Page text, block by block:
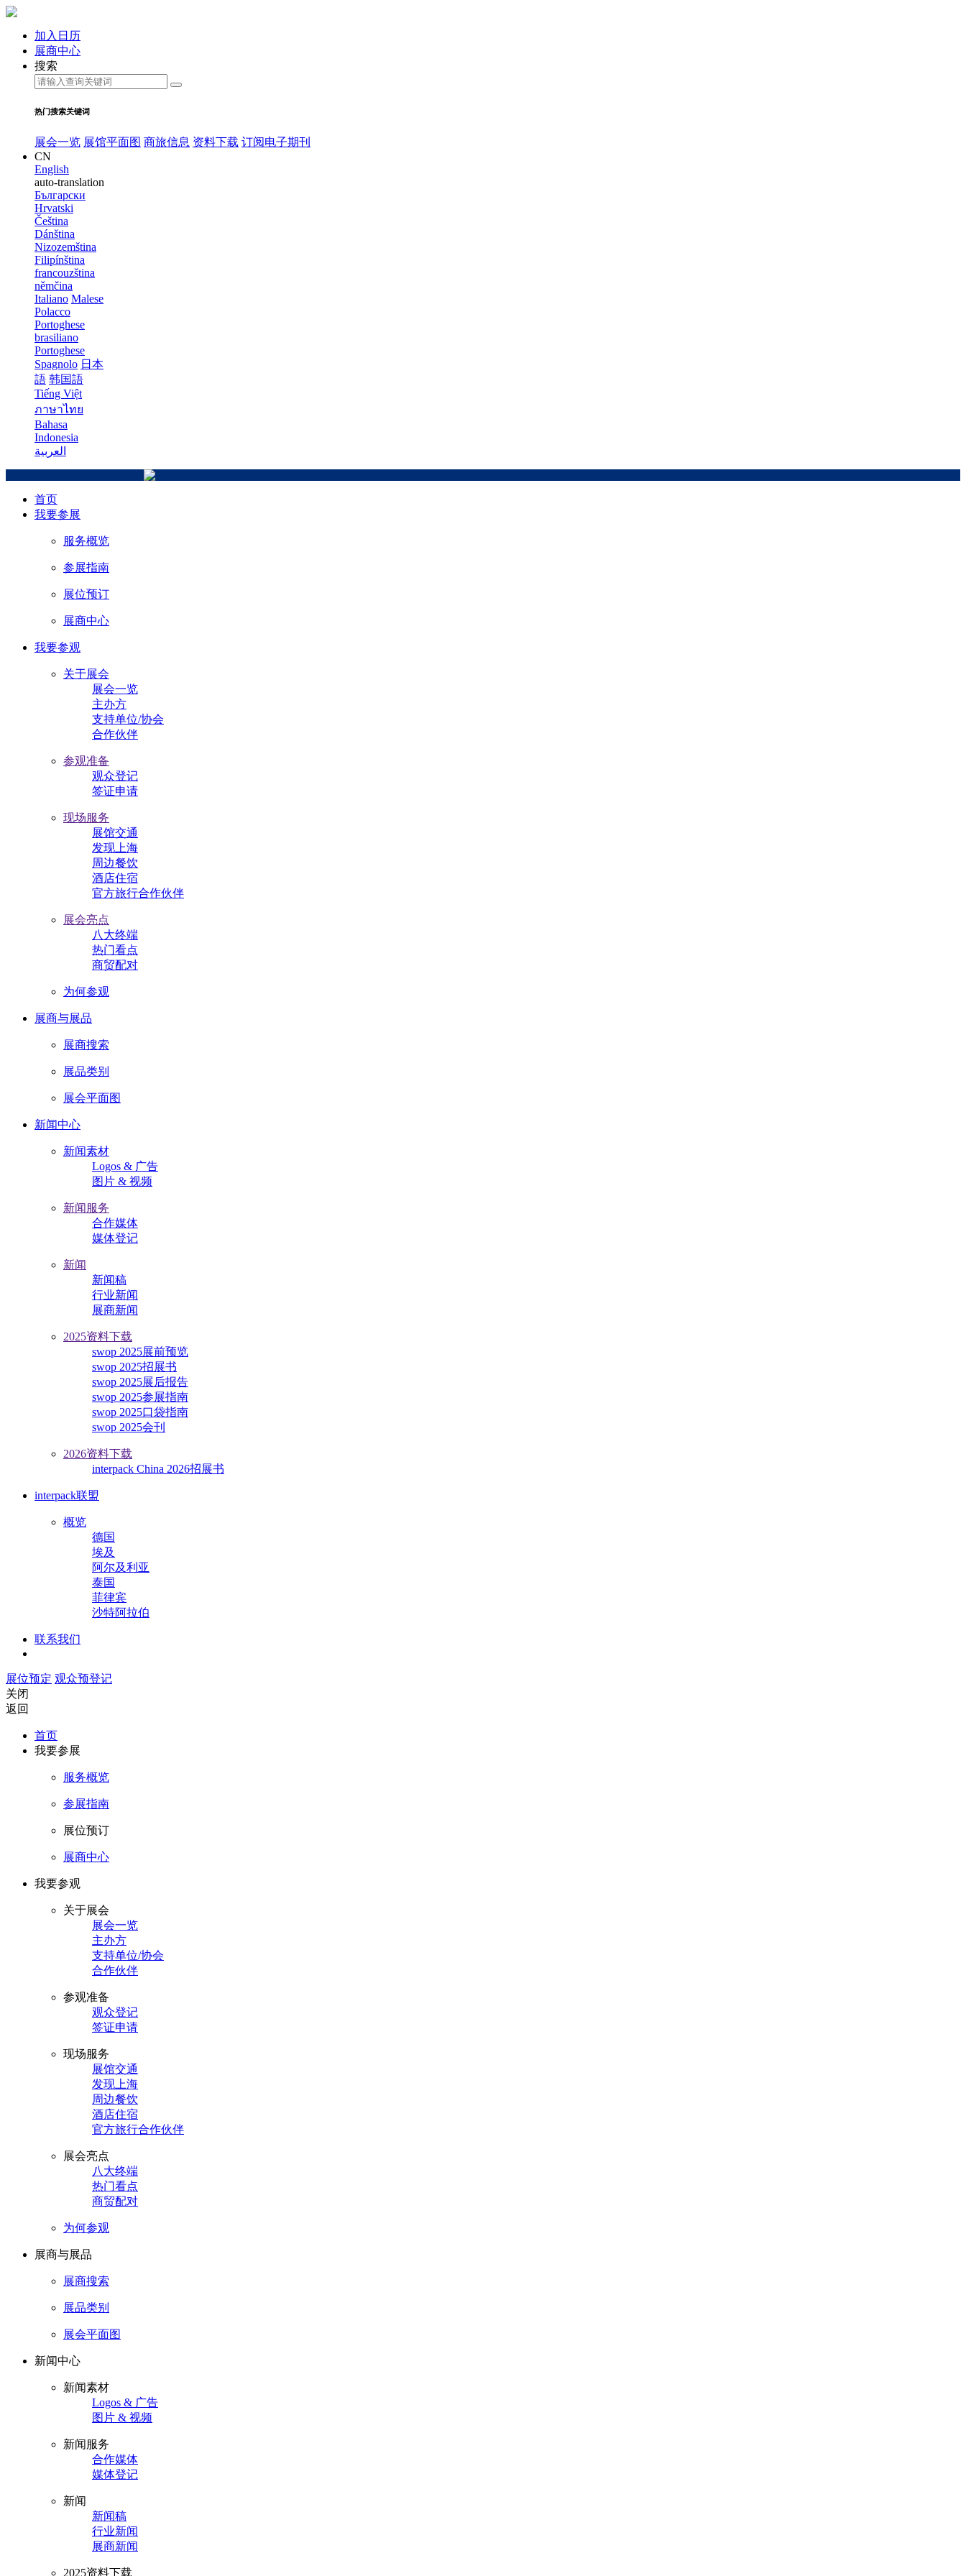
加入日历
展商中心
搜索
热门搜索关键词
展会一览 展馆平面图 商旅信息 资料下载 订阅电子期刊
CN
English
auto-translation
Български
Hrvatski
Čeština
Dánština
Nizozemština
Filipínština
francouzština
němčina
Italiano Malese
Polacco
Portoghese
brasiliano
Portoghese
Spagnolo 日本
語 韩国語
Tiếng Việt
ภาษาไทย
Bahasa
Indonesia
العربية
首页
我要参展
服务概览
参展指南
展位预订
展商中心
我要参观
关于展会
展会一览
主办方
支持单位/协会
合作伙伴
参观准备
观众登记
签证申请
现场服务
展馆交通
发现上海
周边餐饮
酒店住宿
官方旅行合作伙伴
展会亮点
八大终端
热门看点
商贸配对
为何参观
展商与展品
展商搜索
展品类别
展会平面图
新闻中心
新闻素材
Logos & 广告
图片 & 视频
新闻服务
合作媒体
媒体登记
新闻
新闻稿
行业新闻
展商新闻
2025资料下载
swop 2025展前预览
swop 2025招展书
swop 2025展后报告
swop 2025参展指南
swop 2025口袋指南
swop 2025会刊
2026资料下载
interpack China 2026招展书
interpack联盟
概览
德国
埃及
阿尔及利亚
泰国
菲律宾
沙特阿拉伯
联系我们
展位预定 观众预登记
关闭
返回
首页
我要参展
服务概览
参展指南
展位预订
展商中心
我要参观
关于展会
展会一览
主办方
支持单位/协会
合作伙伴
参观准备
观众登记
签证申请
现场服务
展馆交通
发现上海
周边餐饮
酒店住宿
官方旅行合作伙伴
展会亮点
八大终端
热门看点
商贸配对
为何参观
展商与展品
展商搜索
展品类别
展会平面图
新闻中心
新闻素材
Logos & 广告
图片 & 视频
新闻服务
合作媒体
媒体登记
新闻
新闻稿
行业新闻
展商新闻
2025资料下载